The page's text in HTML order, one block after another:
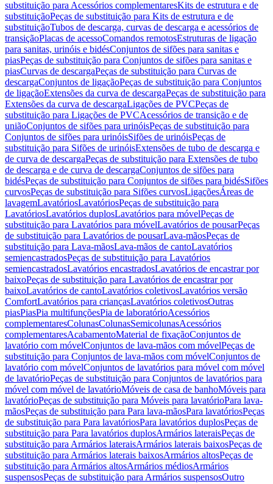
substituição para Acessórios complementaresKits de estrutura e de
substituiçãoPeças de substituição para Kits de estrutura e de
substituiçãoTubos de descarga, curvas de descarga e acessórios de
transiçãoPlacas de acessoComandos remotosEstruturas de ligação
para sanitas, urinóis e bidésConjuntos de sifões para sanitas e
piasPeças de substituição para Conjuntos de sifões para sanitas e
piasCurvas de descargaPeças de substituição para Curvas de
descargaConjuntos de ligaçãoPeças de substituição para Conjuntos
de ligaçãoExtensões da curva de descargaPeças de substituição para
Extensões da curva de descargaLigações de PVCPeças de
substituição para Ligações de PVCAcessórios de transição e de
uniãoConjuntos de sifões para urinóisPeças de substituição para
Conjuntos de sifões para urinóisSifões de urinóisPeças de
substituição para Sifões de urinóisExtensões de tubo de descarga e
de curva de descargaPeças de substituição para Extensões de tubo
de descarga e de curva de descargaConjuntos de sifões para
bidésPeças de substituição para Conjuntos de sifões para bidésSifões
curvosPeças de substituição para Sifões curvosLigaçõesÁreas de
lavagemLavatóriosLavatóriosPeças de substituição para
LavatóriosLavatórios duplosLavatórios para móvelPeças de
substituição para Lavatórios para móvelLavatórios de pousarPeças
de substituição para Lavatórios de pousarLava-mãosPeças de
substituição para Lava-mãosLava-mãos de cantoLavatórios
semiencastradosPeças de substituição para Lavatórios
semiencastradosLavatórios encastradosLavatórios de encastrar por
baixoPeças de substituição para Lavatórios de encastrar por
baixoLavatórios de cantoLavatórios coletivosLavatórios versão
ComfortLavatórios para criançasLavatórios coletivosOutras
piasPiasPia multifunçõesPia de laboratórioAcessórios
complementaresColunasColunasSemicolunasAcessórios
complementaresAcabamentoMaterial de fixaçãoConjuntos de
lavatório com móvelConjuntos de lava-mãos com móvelPeças de
substituição para Conjuntos de lava-mãos com móvelConjuntos de
lavatório com móvelConjuntos de lavatórios para móvel com móvel
de lavatórioPeças de substituição para Conjuntos de lavatórios para
móvel com móvel de lavatórioMóveis de casa de banhoMóveis para
lavatórioPeças de substituição para Móveis para lavatórioPara lava-
mãosPeças de substituição para Para lava-mãosPara lavatóriosPeças
de substituição para Para lavatóriosPara lavatórios duplosPeças de
substituição para Para lavatórios duplosArmários lateraisPeças de
substituição para Armários lateraisArmários laterais baixosPeças de
substituição para Armários laterais baixosArmários altosPeças de
substituição para Armários altosArmários médiosArmários
suspensosPeças de substituição para Armários suspensosOutro